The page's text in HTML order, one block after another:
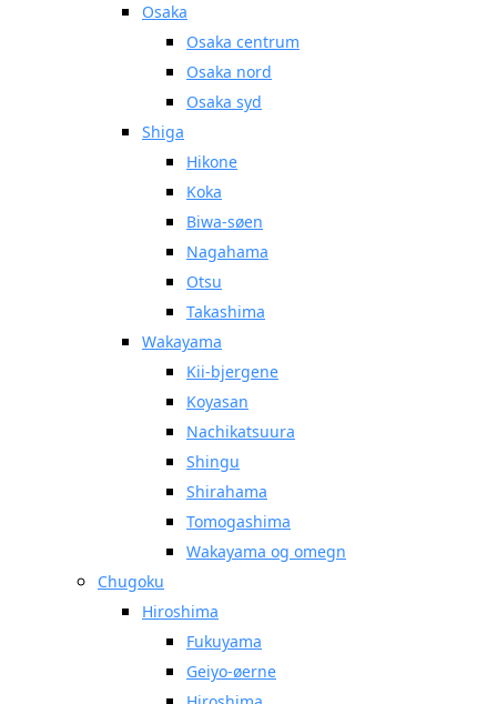
Osaka
Osaka centrum
Osaka nord
Osaka syd
Shiga
Hikone
Koka
Biwa-søen
Nagahama
Otsu
Takashima
Wakayama
Kii-bjergene
Koyasan
Nachikatsuura
Shingu
Shirahama
Tomogashima
Wakayama og omegn
Chugoku
Hiroshima
Fukuyama
Geiyo-øerne